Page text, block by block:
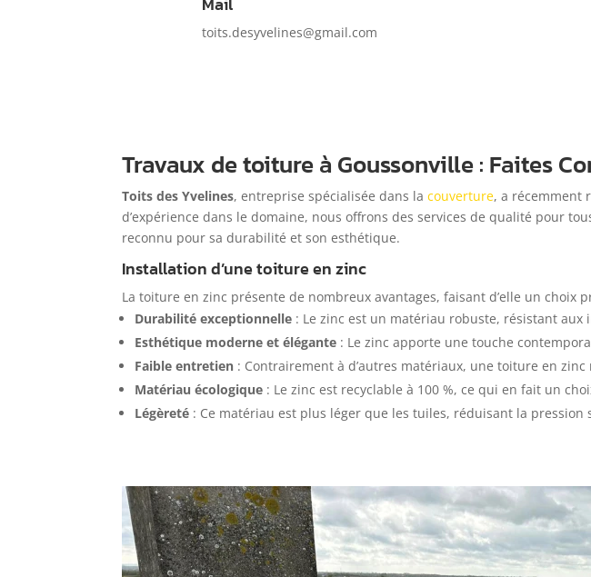
toits.desyvelines@gmail.com
Travaux de toiture à Goussonville : Faites
Toits des Yvelines, entreprise spécialisée dans lacouverture, a récemment
d’expérience dans le domaine, nous offrons des services de qualité pour
reconnu pour sa durabilité et son esthétique.
Installation d’une toiture en zinc
La toiture en zinc présente de nombreux avantages, faisant d’elle un choix
Durabilité exceptionnelle : Le zinc est un matériau robuste, résistant
Esthétique moderne et élégante : Le zinc apporte une touche
Faible entretien : Contrairement à d’autres matériaux, une toiture en zinc
Matériau écologique : Le zinc est recyclable à 100 %, ce qui en fait un
Légèreté : Ce matériau est plus léger que les tuiles, réduisant la